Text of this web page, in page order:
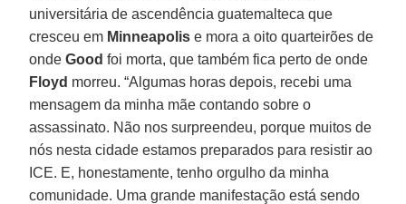
universitária de ascendência guatemalteca que
cresceu em Minneapolis e mora a oito quarteirões de
ondeGood foi morta, que também fica perto de onde
Floyd morreu. “Algumas horas depois, recebi uma
mensagem da minha mãe contando sobre o
assassinato. Não nos surpreendeu, porque muitos de
nós nesta cidade estamos preparados para resistir ao
ICE. E, honestamente, tenho orgulho da minha
comunidade. Uma grande manifestação está sendo